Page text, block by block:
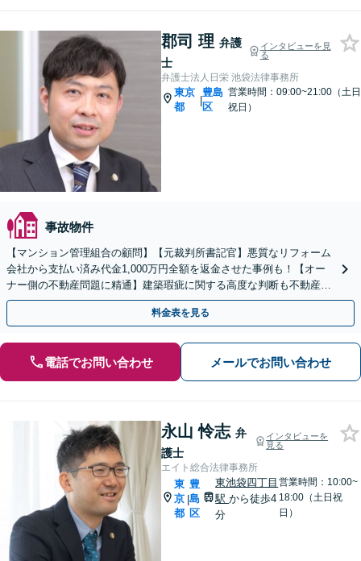
郡司 理 弁護
士
インタビューを見
る
弁護士法人日栄 池袋法律事務所
東京
都
|
豊島
区
営業時間：09:00~21:00（土日
祝日）
事故物件
【マンション管理組合の顧問】【元裁判所書記官】悪質なリフォーム
会社から支払い済み代金1,000万円全額を返金させた事例も！【オー
ナー側の不動産問題に精通】建築瑕疵に関する高度な判断も不動産問
題に精通した私にお任せください。
料金表を見る
電話でお問い合わせ メールでお問い合わせ
永山 怜志 弁
護士
インタビューを
見る
エイト総合法律事務所
東
京
都
|
豊
島
区
東池袋四丁目
駅から徒歩4
分
営業時間：10:00~
18:00（土日祝
日）